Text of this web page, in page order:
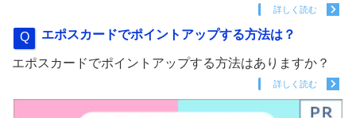
詳しく読む
エポスカードでポイントアップする方法は？
エポスカードでポイントアップする方法はありますか？
詳しく読む